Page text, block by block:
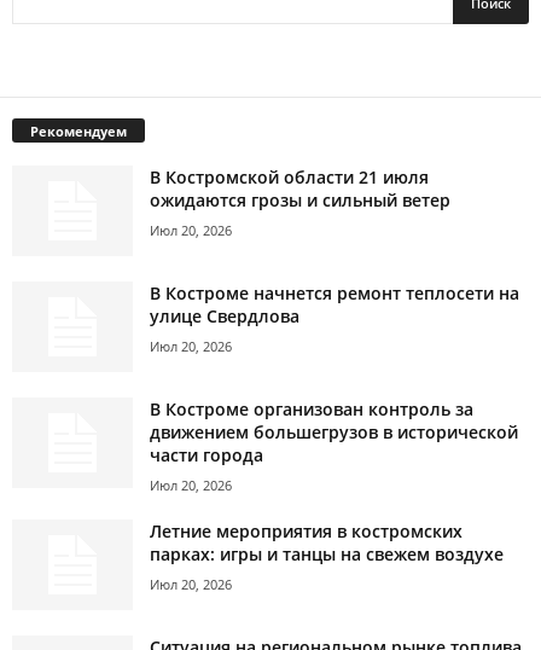
Рекомендуем
В Костромской области 21 июля
ожидаются грозы и сильный ветер
Июл 20, 2026
В Костроме начнется ремонт теплосети на
улице Свердлова
Июл 20, 2026
В Костроме организован контроль за
движением большегрузов в исторической
части города
Июл 20, 2026
Летние мероприятия в костромских
парках: игры и танцы на свежем воздухе
Июл 20, 2026